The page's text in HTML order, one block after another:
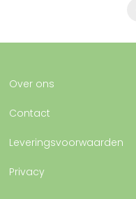
Over ons
Contact
Leveringsvoorwaarden
Privacy